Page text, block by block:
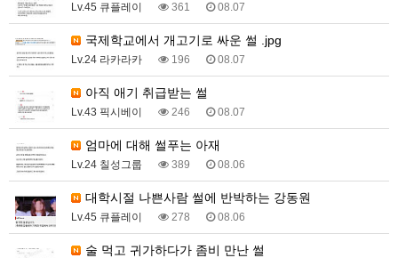
Lv.45 큐플레이 361 08.07
국제학교에서 개고기로 싸운 썰 .jpg
Lv.24 라카라카 196 08.07
아직 애기 취급받는 썰
Lv.43 픽시베이 246 08.07
엄마에 대해 썰푸는 아재
Lv.24 칠성그룹 389 08.06
대학시절 나쁜사람 썰에 반박하는 강동원
Lv.45 큐플레이 278 08.06
술 먹고 귀가하다가 좀비 만난 썰